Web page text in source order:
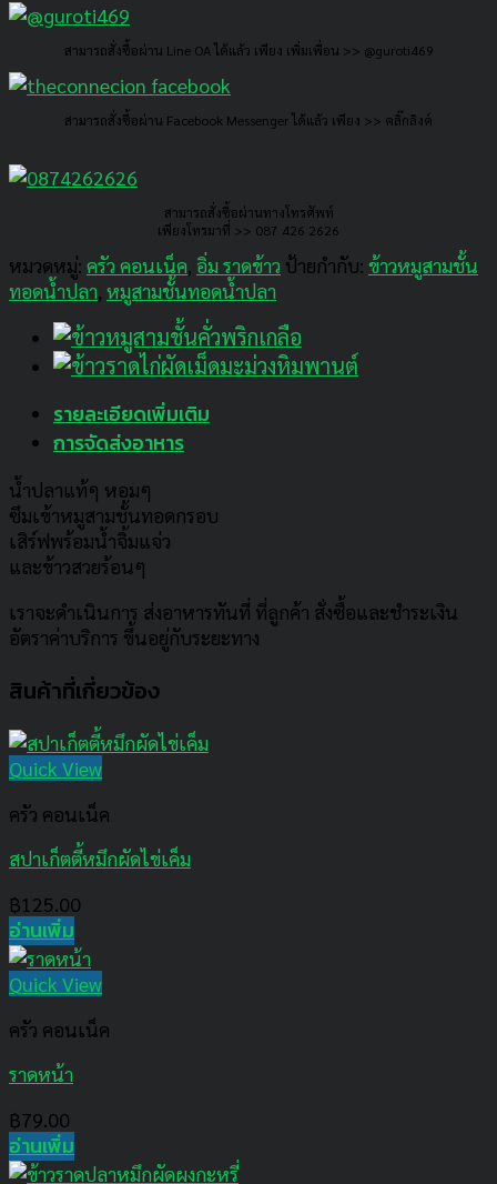
สามารถสั่งซื้อผ่าน Line OA ได้แล้ว เพียง เพิ่มเพื่อน >> @guroti469
สามารถสั่งซื้อผ่าน Facebook Messenger ได้แล้ว เพียง >> คลิ๊กลิงค์
สามารถสั่งซื้อผ่านทางโทรศัพท์
เพียงโทรมาที่ >> 087 426 2626
หมวดหมู่: ครัว คอนเน็ค, อิ่ม ราดข้าว ป้ายกำกับ: ข้าวหมูสามชั้น
ทอดน้ำปลา, หมูสามชั้นทอดน้ำปลา
รายละเอียดเพิ่มเติม
การจัดส่งอาหาร
น้ำปลาแท้ๆ หอมๆ
ซึมเข้าหมูสามชั้นทอดกรอบ
เสิร์ฟพร้อมน้ำจิ้มแจ่ว
และข้าวสวยร้อนๆ
เราจะดำเนินการ ส่งอาหารทันที่ ที่ลูกค้า สั่งซื้อและชำระเงิน
อัตราค่าบริการ ขึ้นอยู่กับระยะทาง
สินค้าที่เกี่ยวข้อง
Quick View
ครัว คอนเน็ค
สปาเก็ตตี้หมึกผัดไข่เค็ม
฿125.00
อ่านเพิ่ม
Quick View
ครัว คอนเน็ค
ราดหน้า
฿79.00
อ่านเพิ่ม